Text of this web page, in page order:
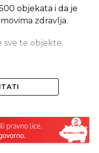
objekata i da je
zdravlja.
sve te objekte.